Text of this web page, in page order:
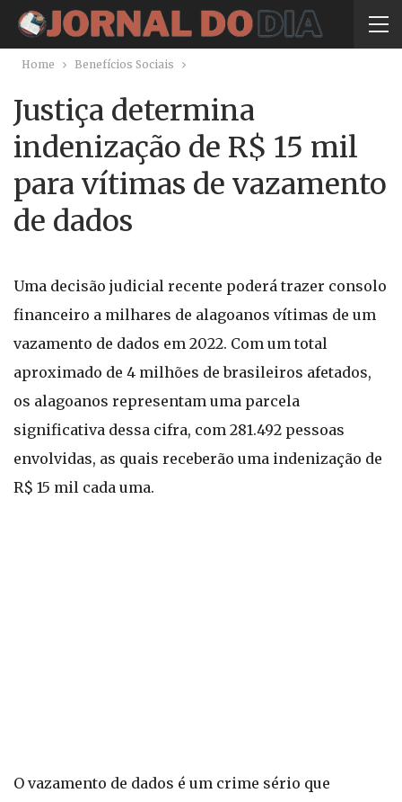
Home Benefícios Sociais
Justiça determina
indenização de R$ 15 mil
para vítimas de vazamento
de dados
Uma decisão judicial recente poderá trazer consolo
financeiro a milhares de alagoanos vítimas de um
vazamento de dados em 2022. Com um total
aproximado de 4 milhões de brasileiros afetados,
os alagoanos representam uma parcela
significativa dessa cifra, com 281.492 pessoas
envolvidas, as quais receberão uma indenização de
R$ 15 mil cada uma.
O vazamento de dados é um crime sério que